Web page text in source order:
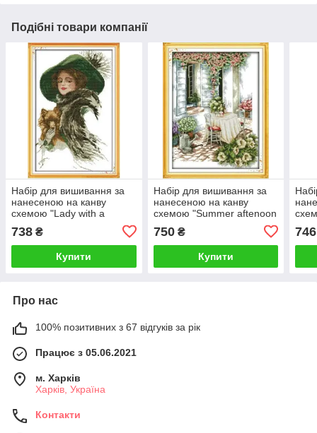
Подібні товари компанії
Набір для вишивання за
нанесеною на канву
схемою "Lady with a
28*41 см
738 ₴
Купити
Набір для вишивання за
нанесеною на канву
схемою "Summer aftenoon
41*53 см
750₴
Купити
746
Про нас
100% позитивних з 67 відгуків за рік
Працює з 05.06.2021
м. Харків
Харків, Україна
Контакти